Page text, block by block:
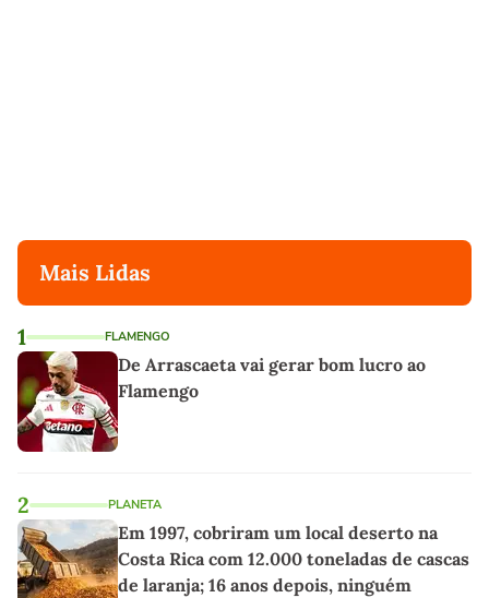
Mais Lidas
1 FLAMENGO
De Arrascaeta vai gerar bom lucro ao
Flamengo
2 PLANETA
Em 1997, cobriram um local deserto na
Costa Rica com 12.000 toneladas de cascas
de laranja; 16 anos depois, ninguém